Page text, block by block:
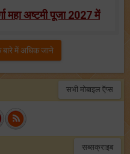
महा अष्टमी पूजा 2027 में
बारे में अधिक जाने
सभी मोबाइल ऍप्स
सब्सक्राइब